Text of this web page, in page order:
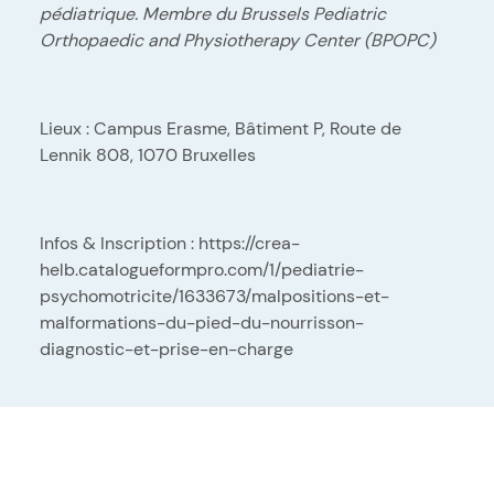
pédiatrique. Membre du Brussels Pediatric
Orthopaedic and Physiotherapy Center (BPOPC)
Lieux : Campus Erasme, Bâtiment P, Route de
Lennik 808, 1070 Bruxelles
Infos & Inscription : https://crea-
helb.catalogueformpro.com/1/pediatrie-
psychomotricite/1633673/malpositions-et-
malformations-du-pied-du-nourrisson-
diagnostic-et-prise-en-charge